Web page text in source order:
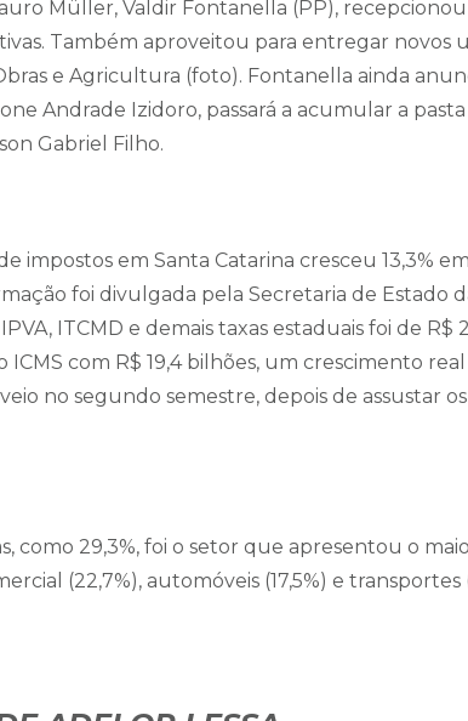
Müller, Valdir Fontanella (PP),
Também aproveitou para entregar novos
e Agricultura (foto). Fontanella ainda
Andrade Izidoro, passará a acumular a
Gabriel Filho.
impostos em Santa Catarina cresceu 13,3%
foi divulgada pela Secretaria de Estado
ITCMD e demais taxas estaduais foi de R$
ICMS com R$ 19,4 bilhões, um crescimento real
no segundo semestre, depois de assustar
como 29,3%, foi o setor que apresentou o
(22,7%), automóveis (17,5%) e transportes